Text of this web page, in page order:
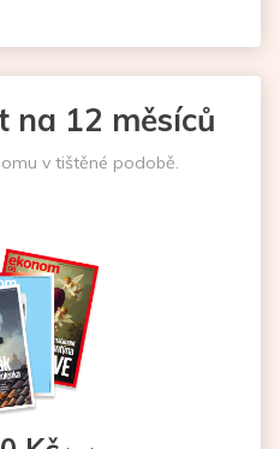
na 12 měsíců
v tištěné podobě.